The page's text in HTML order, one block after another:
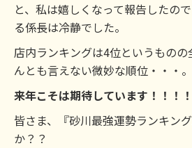
と、私は嬉しくなって報告したの
る係長は冷静でした。
店内ランキングは4位というもの
んとも言えない微妙な順位・・・。
来年こそは期待しています！！！！
皆さま、『砂川最強運勢ランキン
か？？